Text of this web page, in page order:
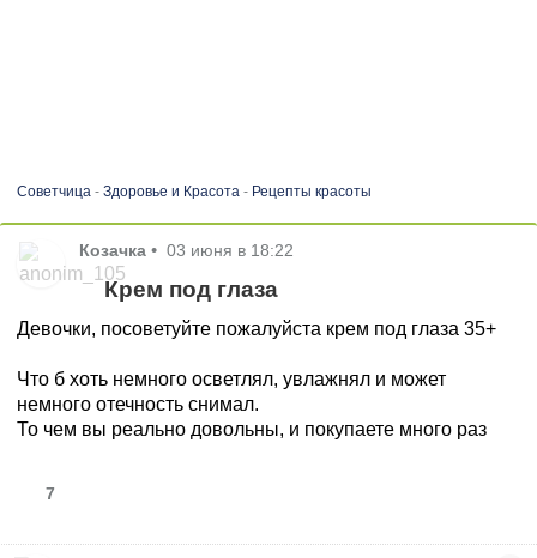
Советчица- Здоровье и Красота- Рецепты красоты
Козачка • 03 июня в 18:22
Крем под глаза
Девочки, посоветуйте пожалуйста крем под глаза 35+
Что б хоть немного осветлял, увлажнял и может
немного отечность снимал.
То чем вы реально довольны, и покупаете много раз
7